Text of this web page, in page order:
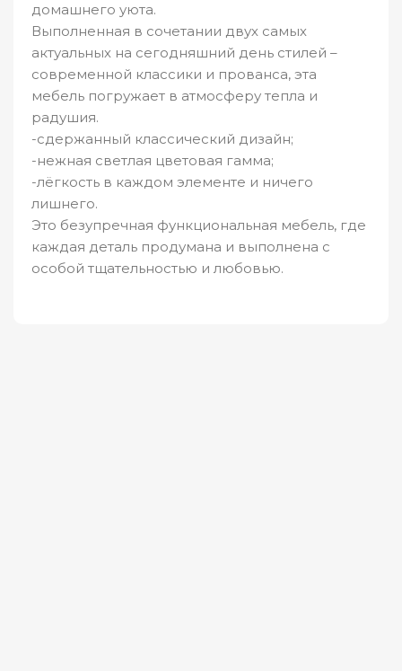
домашнего уюта.
Выполненная в сочетании двух самых
актуальных на сегодняшний день стилей –
современной классики и прованса, эта
мебель погружает в атмосферу тепла и
радушия.
-сдержанный классический дизайн;
-нежная светлая цветовая гамма;
-лёгкость в каждом элементе и ничего
лишнего.
Это безупречная функциональная мебель, где
каждая деталь продумана и выполнена с
особой тщательностью и любовью.